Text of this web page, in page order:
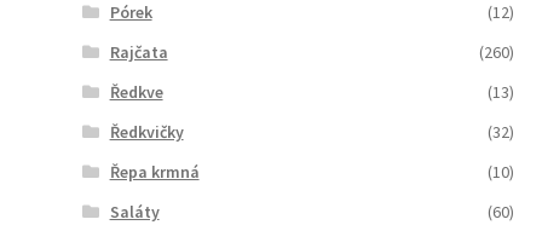
Pórek
(12)
Rajčata
(260)
Ředkve
(13)
Ředkvičky
(32)
Řepa krmná
(10)
Saláty
(60)